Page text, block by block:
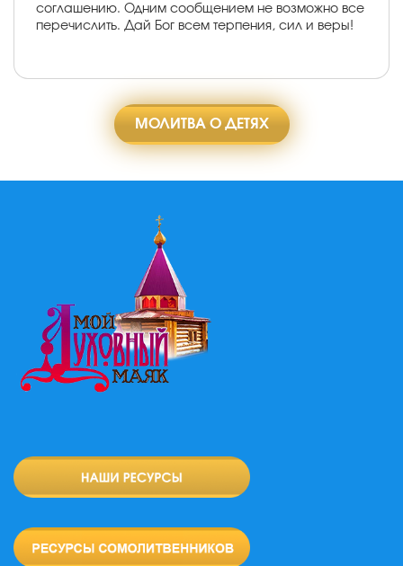
соглашению. Одним сообщением не возможно все
перечислить. Дай Бог всем терпения, сил и веры!
МОЛИТВА О ДЕТЯХ